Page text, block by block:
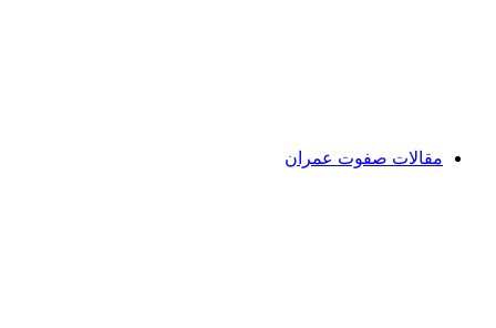
مقالات صفوت عمران